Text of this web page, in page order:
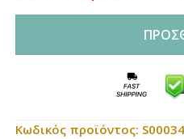
Κωδικός προϊόντος: